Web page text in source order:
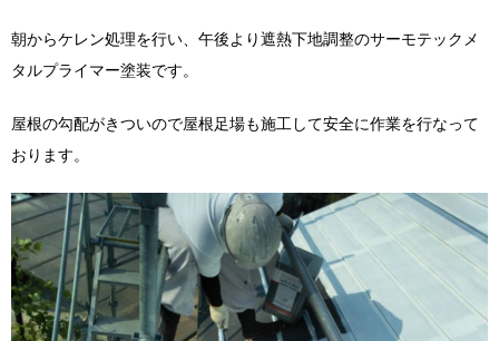
朝からケレン処理を行い、午後より遮熱下地調整のサーモテックメ
タルプライマー塗装です。
屋根の勾配がきついので屋根足場も施工して安全に作業を行なって
おります。